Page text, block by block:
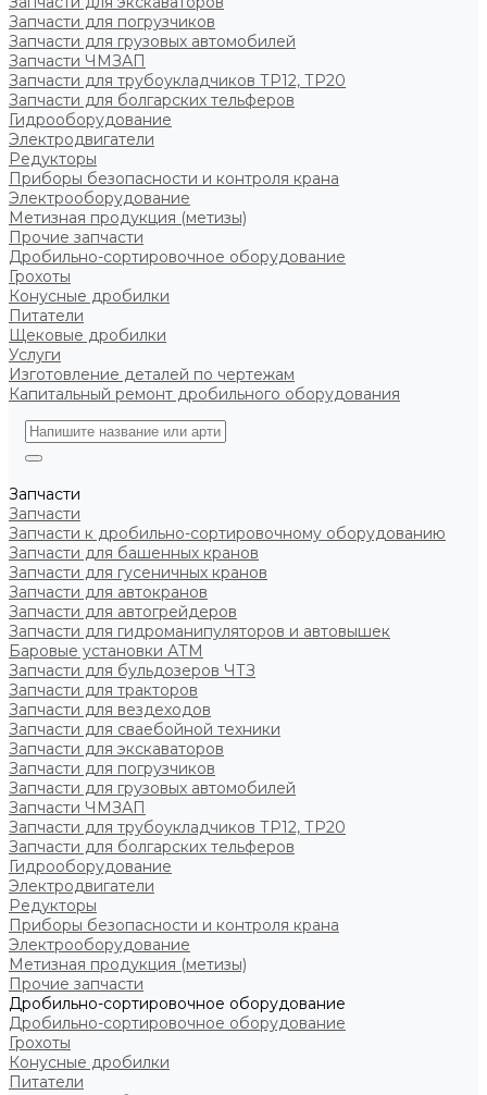
Запчасти для погрузчиков
Запчасти для грузовых автомобилей
Запчасти ЧМЗАП
Запчасти для трубоукладчиков ТР12, ТР20
Запчасти для болгарских тельферов
Гидрооборудование
Электродвигатели
Редукторы
Приборы безопасности и контроля крана
Электрооборудование
Метизная продукция (метизы)
Прочие запчасти
Дробильно-сортировочное оборудование
Грохоты
Конусные дробилки
Питатели
Щековые дробилки
Услуги
Изготовление деталей по чертежам
Капитальный ремонт дробильного оборудования
Запчасти
Запчасти
Запчасти к дробильно-сортировочному оборудованию
Запчасти для башенных кранов
Запчасти для гусеничных кранов
Запчасти для автокранов
Запчасти для автогрейдеров
Запчасти для гидроманипуляторов и автовышек
Баровые установки АТМ
Запчасти для бульдозеров ЧТЗ
Запчасти для тракторов
Запчасти для вездеходов
Запчасти для сваебойной техники
Запчасти для экскаваторов
Запчасти для погрузчиков
Запчасти для грузовых автомобилей
Запчасти ЧМЗАП
Запчасти для трубоукладчиков ТР12, ТР20
Запчасти для болгарских тельферов
Гидрооборудование
Электродвигатели
Редукторы
Приборы безопасности и контроля крана
Электрооборудование
Метизная продукция (метизы)
Прочие запчасти
Дробильно-сортировочное оборудование
Дробильно-сортировочное оборудование
Грохоты
Конусные дробилки
Питатели